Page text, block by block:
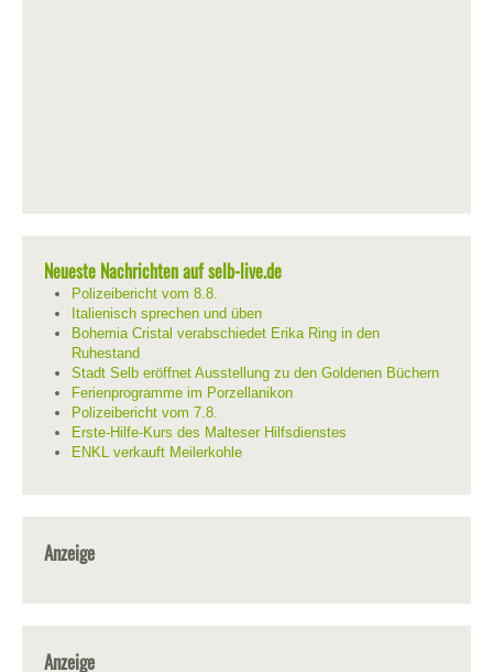
Neueste Nachrichten auf selb-live.de
Polizeibericht vom 8.8.
Italienisch sprechen und üben
Bohemia Cristal verabschiedet Erika Ring in den
Ruhestand
Stadt Selb eröffnet Ausstellung zu den Goldenen Büchern
Ferienprogramme im Porzellanikon
Polizeibericht vom 7.8.
Erste-Hilfe-Kurs des Malteser Hilfsdienstes
ENKL verkauft Meilerkohle
Anzeige
Anzeige